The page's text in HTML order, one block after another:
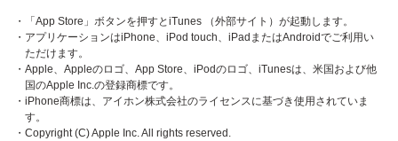
・「App Store」ボタンを押すとiTunes （外部サイト）が起動します。
・アプリケーションはiPhone、iPod touch、iPadまたはAndroidでご利用い
ただけます。
・Apple、Appleのロゴ、App Store、iPodのロゴ、iTunesは、米国および他
国のApple Inc.の登録商標です。
・iPhone商標は、アイホン株式会社のライセンスに基づき使用されていま
す。
・Copyright (C) Apple Inc. All rights reserved.